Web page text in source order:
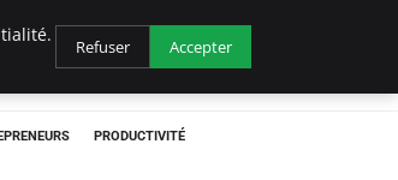
PRODUCTIVITÉ
Refuser Accepter